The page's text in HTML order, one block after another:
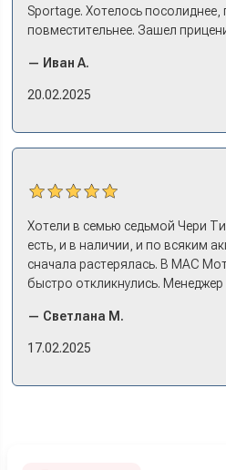
Sportage. Хотелось
повместительнее. Зашел
и прям мое! Даже не скажешь,
вылезая из него и порешали.
— Иван А.
20.02.2025
Хотели в семью седьмой Чери
есть, и в наличии, и по всяким
сначала растерялась. В МАС
быстро откликнулись.
примериться. Нам тут недалеко,
же день купили машину!
— Светлана М.
17.02.2025